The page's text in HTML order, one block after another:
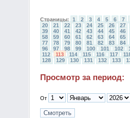
Страницы: 1 2 3 4 5 6
7
20
21 22 23 24 25 26
27
39
40 41 42 43 44 45
46
58
59 60 61 62 63 64
65
77
78 79 80 81 82 83
84
96
97 98 99 100 101 102
112
113 114 115 116 117
128
129 130 131 132 133
Просмотр за период:
От